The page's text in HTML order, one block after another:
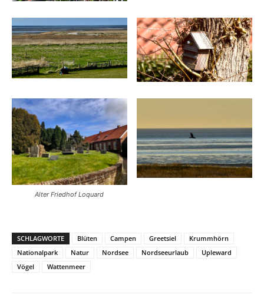
Alter Friedhof Loquard
SCHLAGWORTE Blüten Campen Greetsiel
Krummhörn
Nationalpark
Natur Nordsee Nordseeurlaub
Upleward
Vögel
Wattenmeer